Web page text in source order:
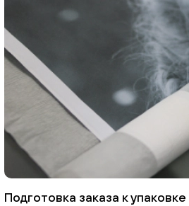
Подготовка заказа к упаковке